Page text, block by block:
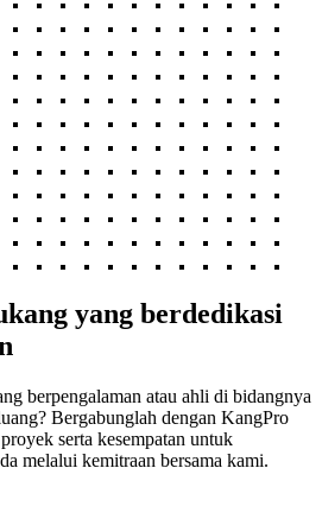
yang berdedikasi
berpengalaman atau ahli di bidangnya
Bergabunglah dengan KangPro
serta kesempatan untuk
melalui kemitraan bersama kami.